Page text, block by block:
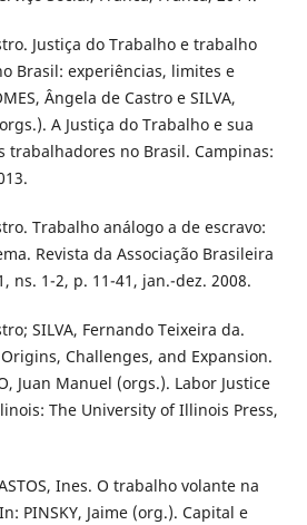
Justiça do Trabalho e trabalho
Brasil: experiências, limites e
Ângela de Castro e SILVA,
A Justiça do Trabalho e sua
trabalhadores no Brasil. Campinas:
Trabalho análogo a de escravo:
Revista da Associação Brasileira
ns. 1-2, p. 11-41, jan.-dez. 2008.
SILVA, Fernando Teixeira da.
Challenges, and Expansion.
Juan Manuel (orgs.). Labor Justice
The University of Illinois Press,
Ines. O trabalho volante na
PINSKY, Jaime (org.). Capital e